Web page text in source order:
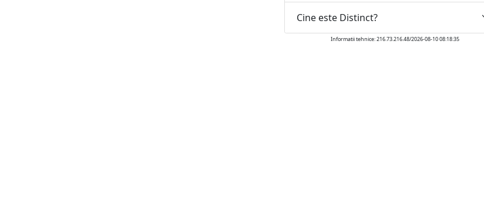
Cine este Distinct?
Informatii tehnice: 216.73.216.48/2026-08-10 08:18:35